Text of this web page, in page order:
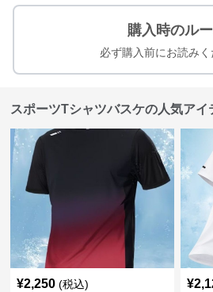
購入時のル
必ず購入前にお読みく
スポーツTシャツバスケの人気アイ
¥2,250 (税込) ¥